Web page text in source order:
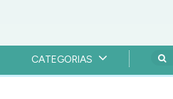
CATEGORIAS